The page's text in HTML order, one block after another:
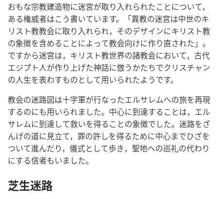
おもな宗教建造物に迷宮が取り入れられたことについて，
ある権威者はこう書いています。「異教の迷宮は中世のキ
リスト教教会に取り入れられ，そのデザインにキリスト教
の象徴を含めることによって教会向けに作り直された」。
ですから迷宮は，キリスト教世界の諸教会において，古代
エジプト人が作り上げた神話に倣うかたちでクリスチャン
の人生を表わすものとして用いられたようです。
教会の迷路図は十字軍が行なったエルサレムへの旅を再現
するのにも用いられました。中心に到達することは，エル
サレムに到達して救いを得ることの象徴でした。迷路をざ
んげの道に見立て，罪の許しを得るために中心までひざを
ついて進んだり，儀式として歩き，聖地への巡礼の代わり
にする信者もいました。
芝生迷路